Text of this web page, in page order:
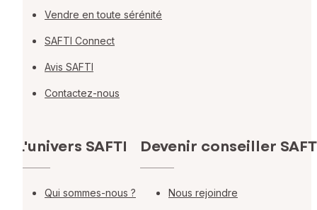
Vendre en toute sérénité
SAFTI Connect
Avis SAFTI
Contactez-nous
L'univers SAFTI
Qui sommes-nous ?
Devenir conseiller
Nous rejoindre